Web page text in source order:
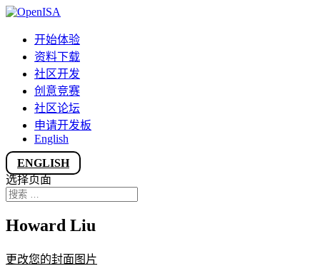
开始体验
资料下载
社区开发
创意竞赛
社区论坛
申请开发板
English
ENGLISH
选择页面
Howard Liu
更改您的封面图片